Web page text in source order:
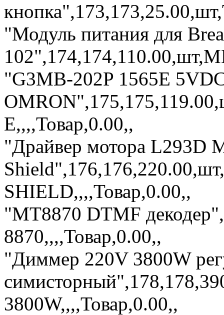
"Модуль питания для
"G3MB-202P 1565E
E,,,,Товар,0.00,,
"Драйвер мотора L293D
SHIELD,,,,Товар,0.00,,
"MT8870 DTMF
8870,,,,Товар,0.00,,
"Диммер 220V 3800W
3800W,,,,Товар,0.00,,